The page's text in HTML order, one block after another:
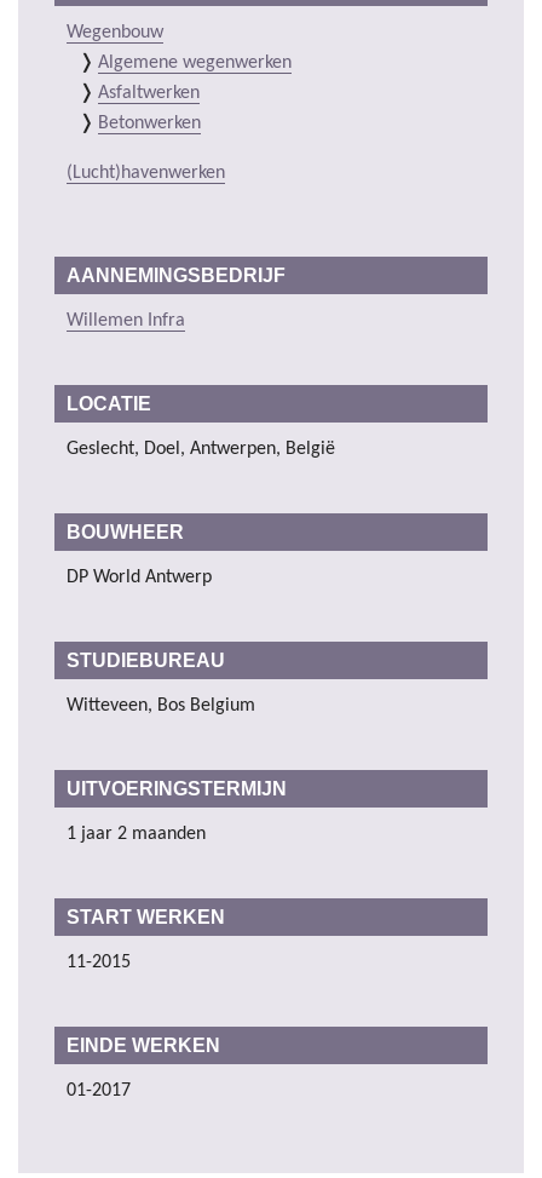
Wegenbouw
Algemene wegenwerken
Asfaltwerken
Betonwerken
(Lucht)havenwerken
AANNEMINGSBEDRIJF
Willemen Infra
LOCATIE
Geslecht, Doel, Antwerpen, België
BOUWHEER
DP World Antwerp
STUDIEBUREAU
Witteveen, Bos Belgium
UITVOERINGSTERMIJN
1 jaar 2 maanden
START WERKEN
11-2015
EINDE WERKEN
01-2017